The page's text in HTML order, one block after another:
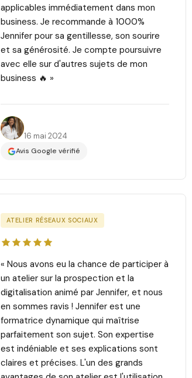
applicables immédiatement dans mon
business. Je recommande à 1000%
Jennifer pour sa gentillesse, son sourire
et sa générosité. Je compte poursuivre
avec elle sur d'autres sujets de mon
business 🔥 »
16 mai 2024
Avis Google vérifié
ATELIER RÉSEAUX SOCIAUX
« Nous avons eu la chance de participer à
un atelier sur la prospection et la
digitalisation animé par Jennifer, et nous
en sommes ravis ! Jennifer est une
formatrice dynamique qui maîtrise
parfaitement son sujet. Son expertise
est indéniable et ses explications sont
claires et précises. L'un des grands